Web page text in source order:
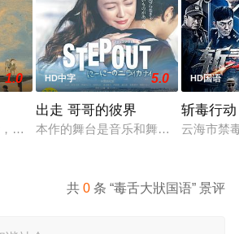
1.0
程一木他们毕业于同一所大学。他们和
HD中字 5.0
出走 哥哥的彼界
本作的舞台是音乐和舞蹈融入生活的
HD国语
斩毒行动
云海市禁
共0 条 “毒舌大狀国语” 景评